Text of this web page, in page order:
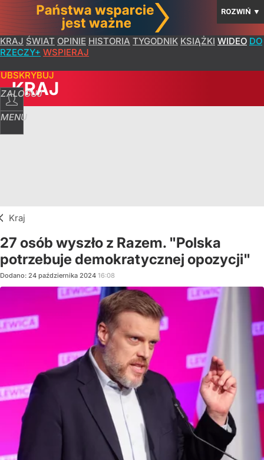
ROZWIŃ ▼
KRAJ ŚWIAT OPINIE HISTORIA TYGODNIK KSIĄŻKI WIDEO DO
RZECZY+ WSPIERAJ
ZALOGUJ
MENU
KRAJ
Kraj
27 osób wyszło z Razem. "Polska
potrzebuje demokratycznej opozycji"
Dodano: 24 października 2024 16:08